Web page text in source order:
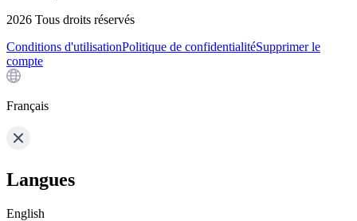
2026 Tous droits réservés
Conditions d'utilisationPolitique de confidentialitéSupprimer le
compte
Français
Langues
English